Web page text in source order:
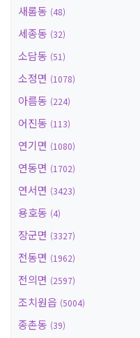
새롬동 (48)
세종동 (32)
소담동 (51)
소정면 (1078)
아름동 (224)
어진동 (113)
연기면 (1080)
연동면 (1702)
연서면 (3423)
용호동 (4)
장군면 (3327)
전동면 (1962)
전의면 (2597)
조치원읍 (5004)
종촌동 (39)